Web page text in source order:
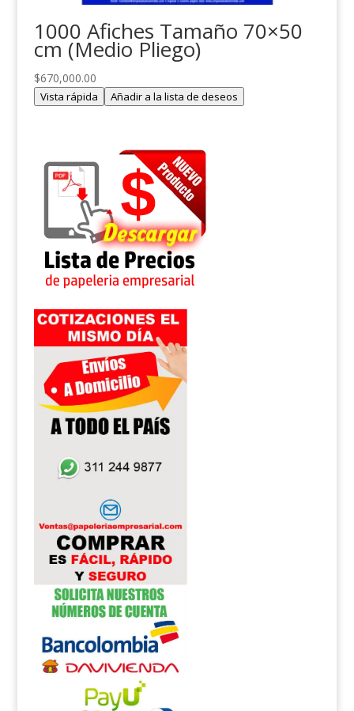
1000 Afiches Tamaño 70×50
cm (Medio Pliego)
$670,000.00
Vista rápida Añadir a la lista de deseos